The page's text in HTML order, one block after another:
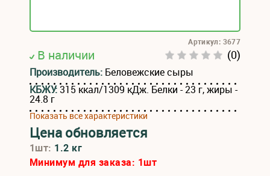
В наличии (0)
Артикул: 3677
Производитель: Беловежские сыры
КБЖУ:315 ккал/1309 кДж. Белки - 23 г, жиры -
24.8 г
Показать все характеристики
Цена обновляется
1шт: 1.2 кг
Минимум для заказа: 1шт